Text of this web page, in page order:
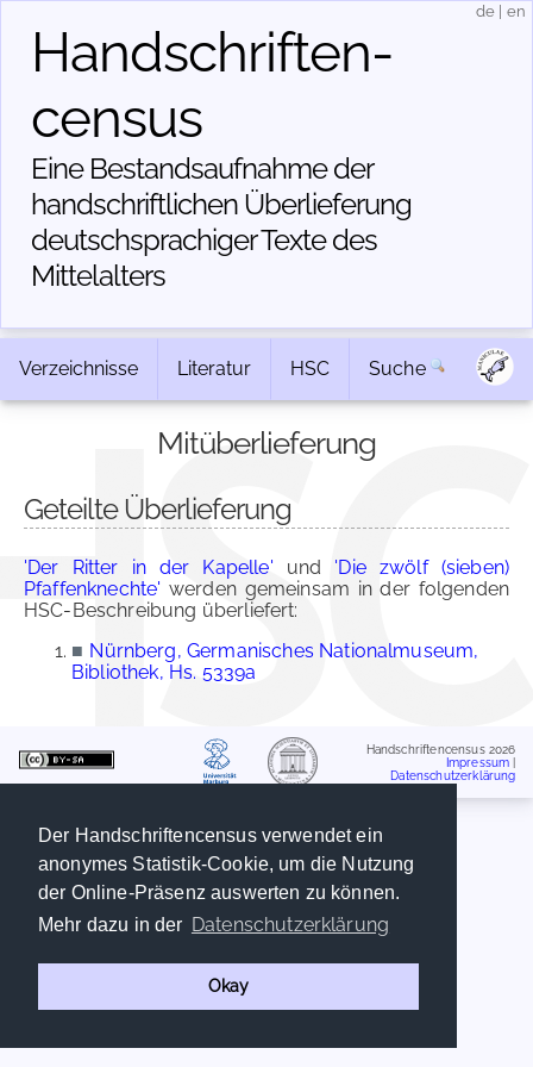
Der Handschriftencensus verwendet ein
anonymes Statistik-Cookie, um die Nutzung
der Online-Präsenz auswerten zu können.
Mehr dazu in der Datenschutzerklärung
Okay
Handschriften­
census
Eine Bestandsaufnahme der
handschriftlichen Über­lieferung
deutschsprachiger Texte des
Mittelalters
de en
Verzeichnisse Literatur HSC Suche
Mitüberlieferung
Geteilte Überlieferung
'Der Ritter in der Kapelle' und 'Die zwölf (sieben)
Pfaffenknechte' werden gemeinsam in der folgenden
HSC-Beschreibung überliefert:
■ Nürnberg, Germanisches Nationalmuseum,
Bibliothek, Hs. 5339a
Handschriftencensus 2026
Impressum
Datenschutzerklärung